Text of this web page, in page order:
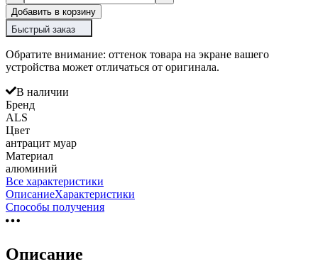
Добавить в корзину
Быстрый заказ
Обратите внимание: оттенок товара на экране вашего
устройства может отличаться от оригинала.
В наличии
Бренд
ALS
Цвет
антрацит муар
Материал
алюминий
Все характеристики
ОписаниеХарактеристики
Способы получения
Описание